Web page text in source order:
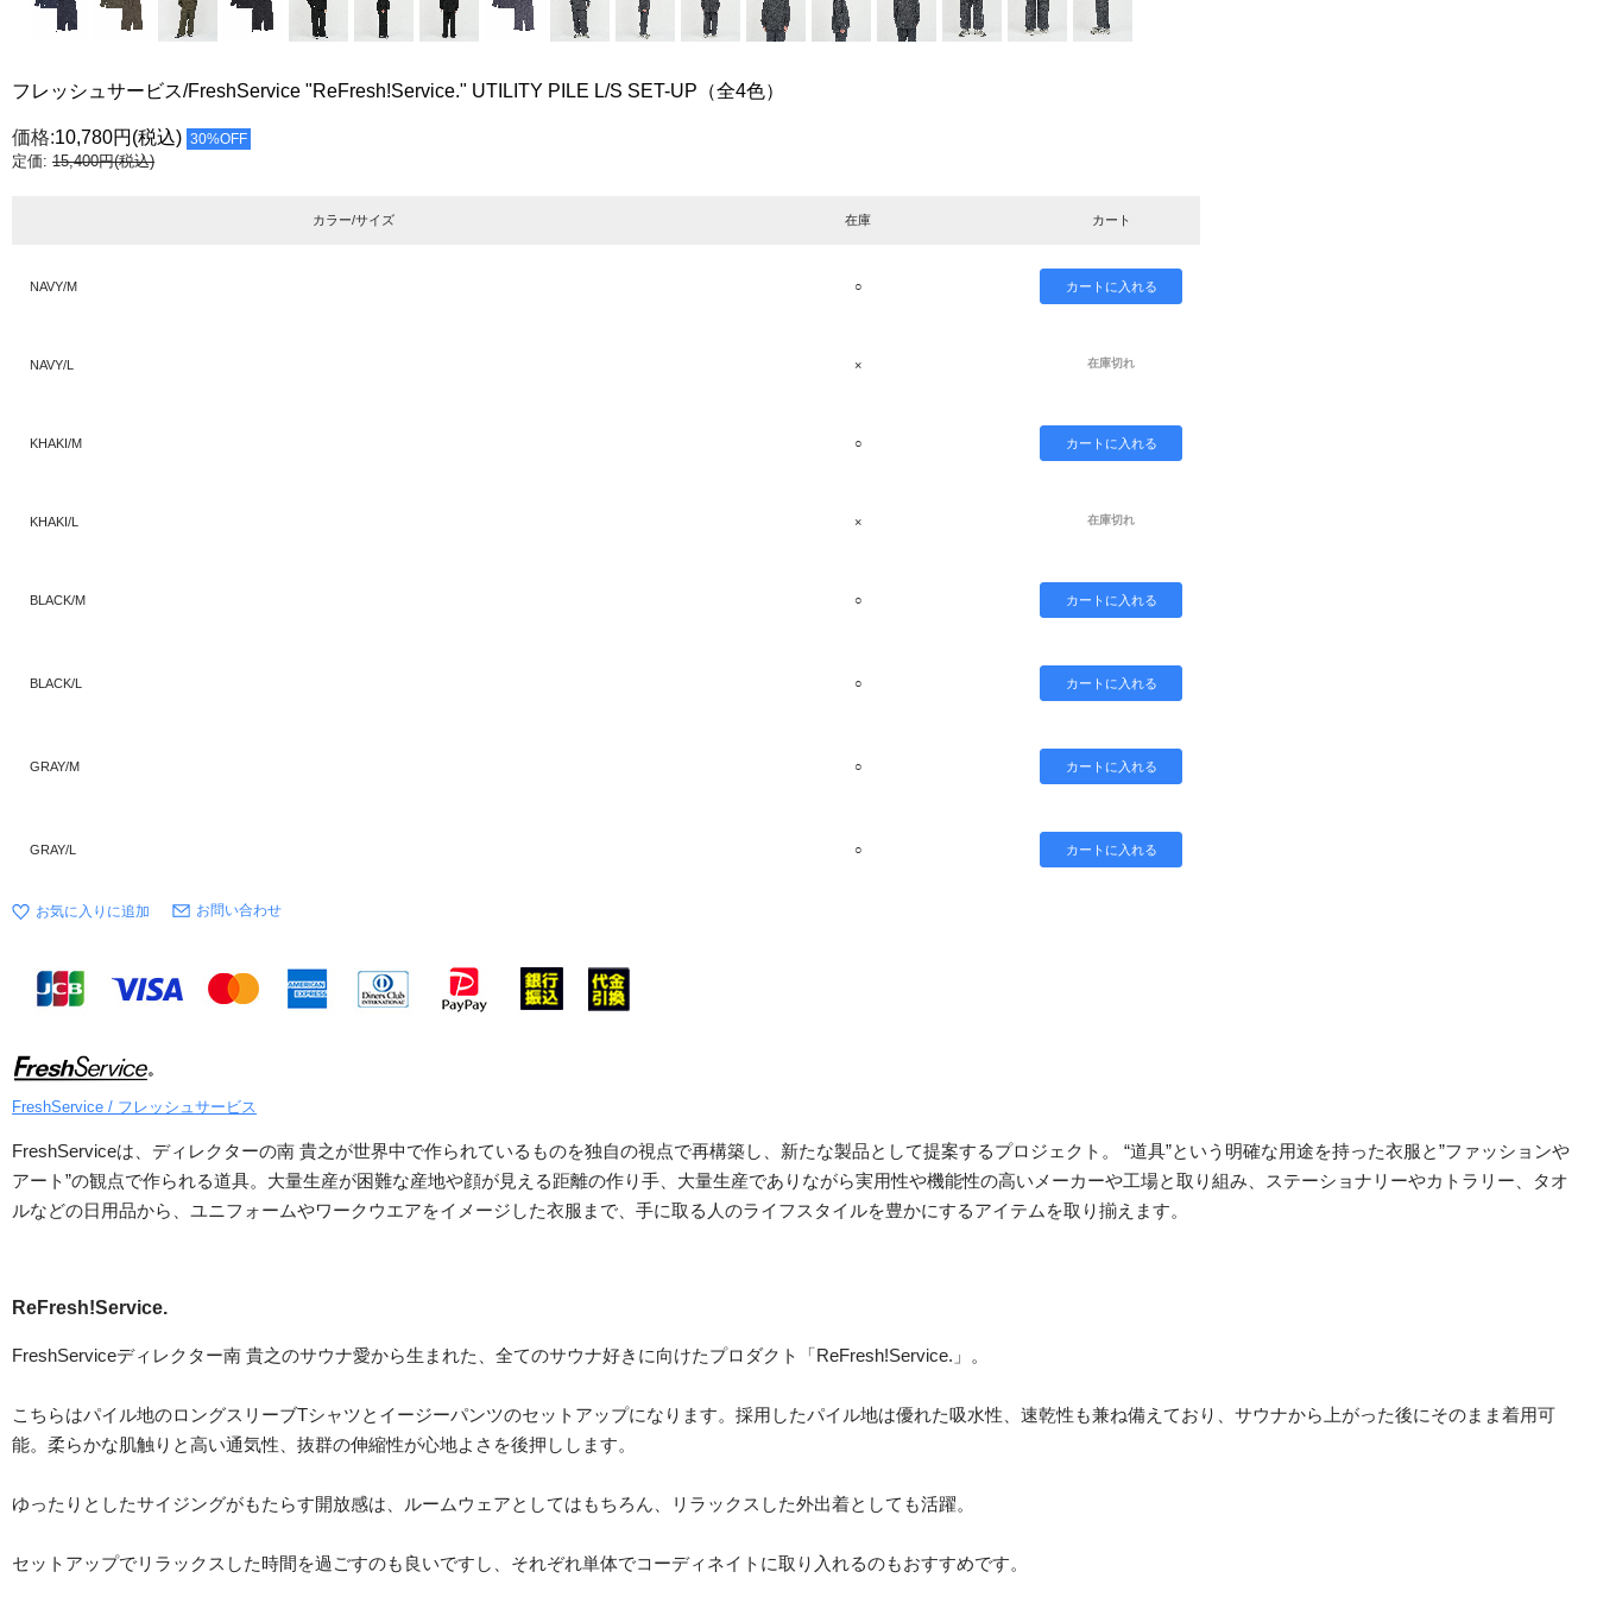
フレッシュサービス/FreshService "ReFresh!Service." UTILITY PILE L/S SET-UP（全4色）
価格:10,780円 (税込) 30%OFF
定価: 15,400円(税込)
カラー/サイズ 在庫 カート
NAVY/M ○
NAVY/L × 在庫切れ
KHAKI/M ○
KHAKI/L × 在庫切れ
BLACK/M ○
BLACK/L ○
GRAY/M ○
GRAY/L ○
お問い合わせ
FreshService / フレッシュサービス
FreshServiceは、ディレクターの南 貴之が世界中で作られているものを独自の視点で再構築し、新たな製品として提案するプロジェクト。 “道具”という明確な用途を持った衣服と”ファッションや
アート”の観点で作られる道具。大量生産が困難な産地や顔が見える距離の作り手、大量生産でありながら実用性や機能性の高いメーカーや工場と取り組み、ステーショナリーやカトラリー、タオ
ルなどの日用品から、ユニフォームやワークウエアをイメージした衣服まで、手に取る人のライフスタイルを豊かにするアイテムを取り揃えます。
ReFresh!Service.
FreshServiceディレクター南 貴之のサウナ愛から生まれた、全てのサウナ好きに向けたプロダクト「ReFresh!Service.」。
こちらはパイル地のロングスリーブTシャツとイージーパンツのセットアップになります。採用したパイル地は優れた吸水性、速乾性も兼ね備えており、サウナから上がった後にそのまま着用可
能。柔らかな肌触りと高い通気性、抜群の伸縮性が心地よさを後押しします。
ゆったりとしたサイジングがもたらす開放感は、ルームウェアとしてはもちろん、リラックスした外出着としても活躍。
セットアップでリラックスした時間を過ごすのも良いですし、それぞれ単体でコーディネイトに取り入れるのもおすすめです。